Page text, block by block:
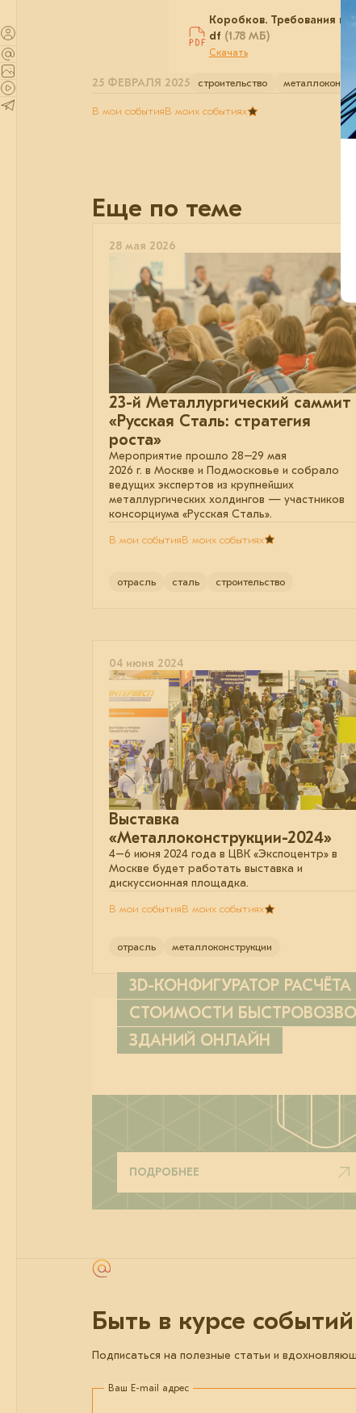
Коробков. Требования к
df (1.78 МБ)
Скачать
25 ФЕВРАЛЯ 2025 строительство
В мои событияВ моих событиях
Еще по теме
28 мая 2026
23-й Металлургический саммит
«Русская Сталь: стратегия
роста»
Мероприятие прошло 28–29 мая
2026 г. в Москве и Подмосковье и собрало
ведущих экспертов из крупнейших
металлургических холдингов — участников
консорциума «Русская Сталь».
В мои событияВ моих событиях
отрасль сталь строительство
04 июня 2024
Выставка
«Металлоконструкции-2024»
4–6 июня 2024 года в ЦВК «Экспоцентр» в
Москве будет работать выставка и
дискуссионная площадка.
В мои событияВ моих событиях
отрасль металлоконструкции
3D-КОНФИГУРАТОР РАСЧЁТА
СТОИМОСТИ
ЗДАНИЙ ОНЛАЙН
ПОДРОБНЕЕ
Быть в курсе событий
Подписаться на полезные статьи и
Ваш E-mail адрес